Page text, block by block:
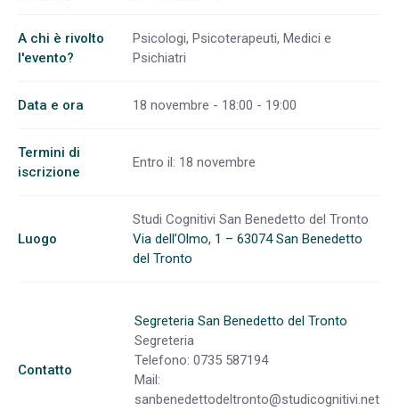
A chi è rivolto
l'evento?
Psicologi, Psicoterapeuti, Medici e
Psichiatri
Data e ora 18 novembre - 18:00 - 19:00
Termini di
iscrizione
Entro il: 18 novembre
Luogo
Studi Cognitivi San Benedetto del Tronto
Via dell’Olmo, 1 – 63074 San Benedetto
del Tronto
Contatto
Segreteria San Benedetto del Tronto
Segreteria
Telefono: 0735 587194
Mail:
sanbenedettodeltronto@studicognitivi.net